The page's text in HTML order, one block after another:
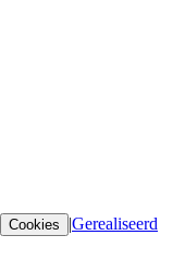
Cookies |Gerealiseerd